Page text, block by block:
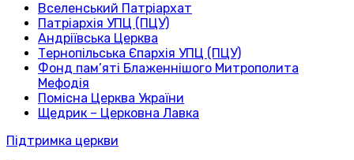
Вселенський Патріархат
Патріархія УПЦ (ПЦУ)
Андріївська Церква
Тернопільська Єпархія УПЦ (ПЦУ)
Фонд пам’яті Блаженнішого Митрополита
Мефодія
Помісна Церква України
Щедрик – Церковна Лавка
Підтримка церкви